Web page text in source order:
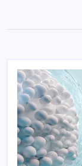
content